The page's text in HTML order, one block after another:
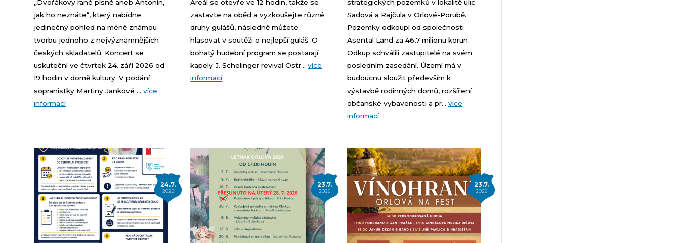
„Dvořákovy rané písně aneb Antonín,
jak ho neznáte“, který nabídne
jedinečný pohled na méně známou
tvorbu jednoho z nejvýznamnějších
českých skladatelů. Koncert se
uskuteční ve čtvrtek 24. září 2026 od
19 hodin v domě kultury. V podání
sopranistky Martiny Jankové ... více
informací
Areál se otevře ve 12 hodin, takže se
zastavte na oběd a vyzkoušejte různé
druhy gulášů, následně můžete
hlasovat v soutěži o nejlepší guláš. O
bohatý hudební program se postarají
kapely J. Schelinger revival Ostr...více
informací
strategických pozemků v lokalitě ulic
Sadová a Rajčula v Orlové-Porubě.
Pozemky odkoupí od společnosti
Asental Land za 46,7 milionu korun.
Odkup schválili zastupitelé na svém
posledním zasedání. Území má v
budoucnu sloužit především k
výstavbě rodinných domů, rozšíření
občanské vybavenosti a pr... více
informací
24.7.
2026
23.7.
2026
23.7.
2026